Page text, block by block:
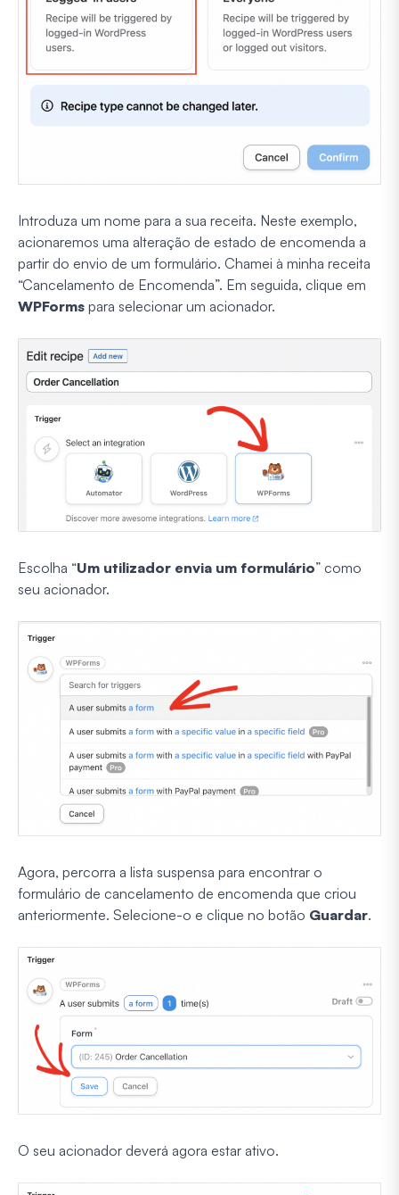
Introduza um nome para a sua receita. Neste exemplo,
acionaremos uma alteração de estado de encomenda a
partir do envio de um formulário. Chamei à minha receita
“Cancelamento de Encomenda”. Em seguida, clique em
WPForms para selecionar um acionador.
Escolha “Um utilizador envia um formulário” como
seu acionador.
Agora, percorra a lista suspensa para encontrar o
formulário de cancelamento de encomenda que criou
anteriormente. Selecione-o e clique no botão Guardar.
O seu acionador deverá agora estar ativo.